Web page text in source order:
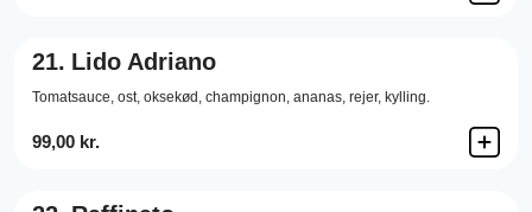
21. Lido Adriano
Tomatsauce, ost, oksekød, champignon, ananas, rejer, kylling.
99,00 kr.